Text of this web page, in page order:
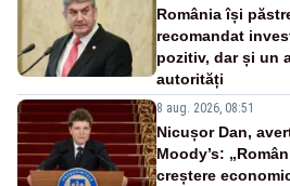
România își
recomandat
pozitiv, dar și un
autorități
8 aug. 2026, 08:51
Nicușor Dan,
Moody’s:
creștere